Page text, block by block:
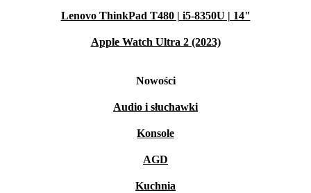
Lenovo ThinkPad T480 | i5-8350U | 14"
Apple Watch Ultra 2 (2023)
Nowości
Audio i słuchawki
Konsole
AGD
Kuchnia